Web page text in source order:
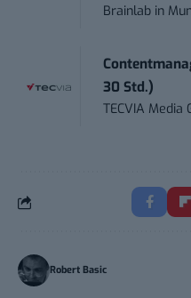
Brainlab in
30 Std.)
TECVIA Media
Robert Basic